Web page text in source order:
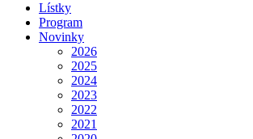
Lístky
Program
Novinky
2026
2025
2024
2023
2022
2021